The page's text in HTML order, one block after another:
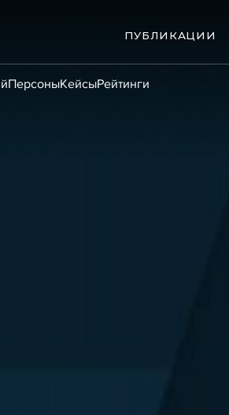
ПУБЛИКАЦИИ
ПерсоныКейсыРейтинги